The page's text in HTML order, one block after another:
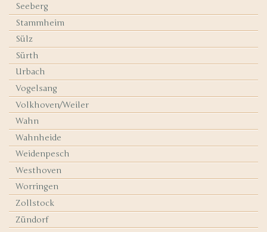
Seeberg
Stammheim
Sülz
Sürth
Urbach
Vogelsang
Volkhoven/Weiler
Wahn
Wahnheide
Weidenpesch
Westhoven
Worringen
Zollstock
Zündorf